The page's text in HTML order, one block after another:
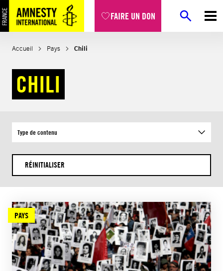
FAIRE UN DON
Aller
au
contenu
Accueil Pays Chili
CHILI
Type de contenu
RÉINITIALISER
PAYS